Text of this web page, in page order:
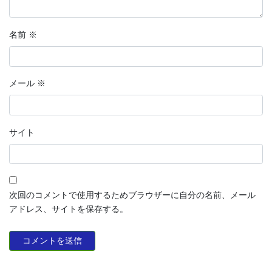
名前 ※
メール ※
サイト
次回のコメントで使用するためブラウザーに自分の名前、メール
アドレス、サイトを保存する。